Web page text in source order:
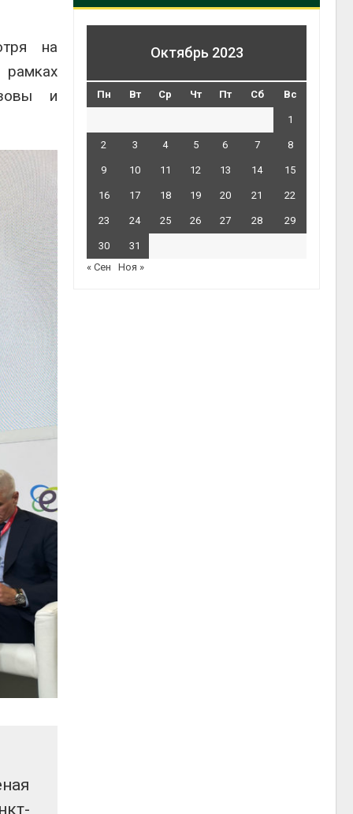
на
и
Октябрь 2023
Пн Вт Ср Чт Пт Сб Вс
1
2 3 4 5 6 7 8
9 10 11 12 13 14 15
16 17 18 19 20 21 22
23 24 25 26 27 28 29
30
31
« Сен
Ноя »